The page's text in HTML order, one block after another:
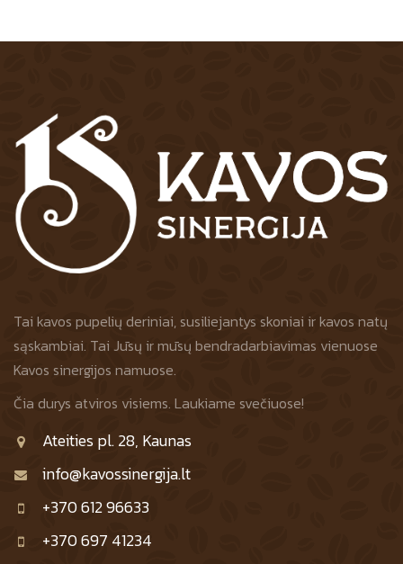
Tai kavos pupelių deriniai, susiliejantys skoniai ir kavos natų
sąskambiai. Tai Jūsų ir mūsų bendradarbiavimas vienuose
Kavos sinergijos namuose.
Čia durys atviros visiems. Laukiame svečiuose!
Ateities pl. 28, Kaunas
info@kavossinergija.lt
+370 612 96633
+370 697 41234